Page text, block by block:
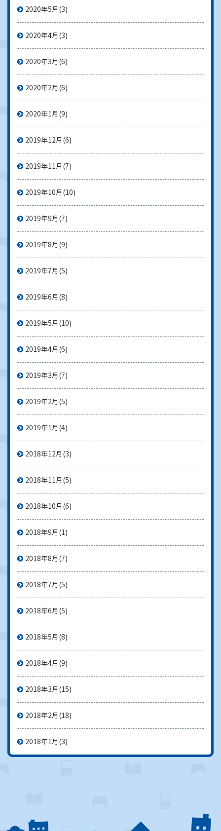
2020年5月 (3)
2020年4月 (3)
2020年3月 (6)
2020年2月 (6)
2020年1月 (9)
2019年12月 (6)
2019年11月 (7)
2019年10月 (10)
2019年9月 (7)
2019年8月 (9)
2019年7月 (5)
2019年6月 (8)
2019年5月 (10)
2019年4月 (6)
2019年3月 (7)
2019年2月 (5)
2019年1月 (4)
2018年12月 (3)
2018年11月 (5)
2018年10月 (6)
2018年9月 (1)
2018年8月 (7)
2018年7月 (5)
2018年6月 (5)
2018年5月 (8)
2018年4月 (9)
2018年3月 (15)
2018年2月 (18)
2018年1月 (3)